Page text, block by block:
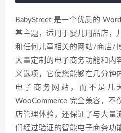
BabyStreet 是一个优质的
基主题，适用于婴儿用品店，
和任何儿童相关的网站/商店/
大量定制的电子商务功能和内
义选项，它使您能够在几分钟
电子商务网站，而不是几
WooCommerce 完全兼容，不
店管理体验，还保证了与大量
们经过验证的智能电子商务功